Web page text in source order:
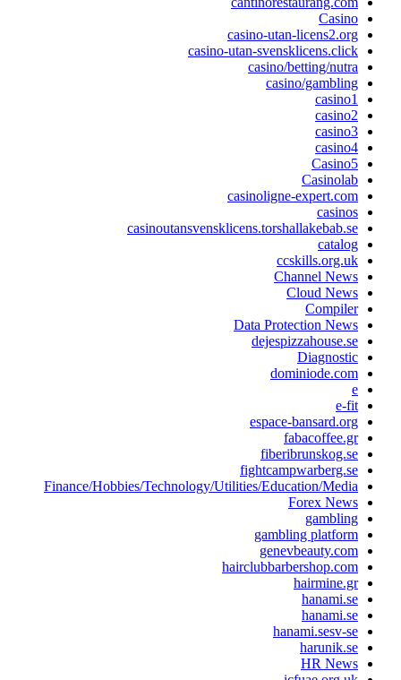
Casino
casino-utan-licens2.org
casino-utan-svensklicens.click
casino/betting/nutra
casino/gambling
casino1
casino2
casino3
casino4
Casino5
Casinolab
casinoligne-expert.com
casinos
casinoutansvensklicens.torshallakebab.se
catalog
ccskills.org.uk
Channel News
Cloud News
Compiler
Data Protection News
dejespizzahouse.se
Diagnostic
dominiode.com
e
e-fit
espace-bansard.org
fabacoffee.gr
fiberibrunskog.se
fightcampwarberg.se
Finance/Hobbies/Technology/Utilities/Education/Media
Forex News
gambling
gambling platform
genevbeauty.com
hairclubbarbershop.com
hairmine.gr
hanami.se
hanami.se
hanami.sesv-se
harunik.se
HR News